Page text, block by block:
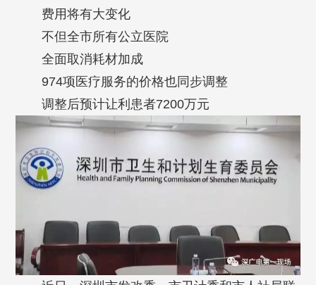
费用将有大变化
不但全市所有公立医院
全面取消耗材加成
974项医疗服务的价格也同步调整
调整后预计让利患者7200万元